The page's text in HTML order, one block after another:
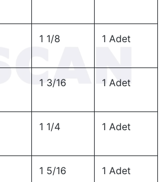
1 1/8 1 Adet
1 3/16 1 Adet
1 1/4 1 Adet
1 5/16 1 Adet